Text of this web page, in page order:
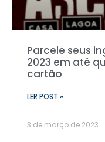
Parcele seus
2023 em até
cartão
LER POST »
3 de março de 2023